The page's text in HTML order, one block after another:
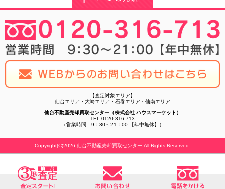
【査定対象エリア】
仙台エリア・大崎エリア・石巻エリア・仙南エリア
仙台不動産売却買取センター（株式会社 ハウスマーケット）
TEL:0120-316-713
（営業時間 9：30～21：00 【年中無休】）
Copyright(C)2026 仙台不動産売却買取センター All Rights Reserved.